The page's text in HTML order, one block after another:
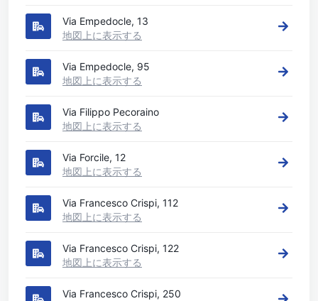
Via Empedocle, 13
地図上に表示する
Via Empedocle, 95
地図上に表示する
Via Filippo Pecoraino
地図上に表示する
Via Forcile, 12
地図上に表示する
Via Francesco Crispi, 112
地図上に表示する
Via Francesco Crispi, 122
地図上に表示する
Via Francesco Crispi, 250